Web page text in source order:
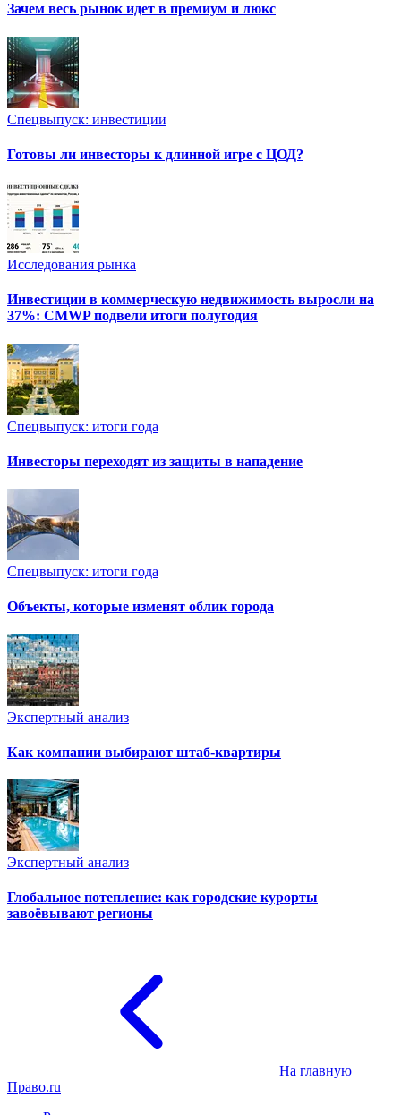
Зачем весь рынок идет в премиум и люкс
Спецвыпуск: инвестиции
Готовы ли инвесторы к длинной игре с ЦОД?
Исследования рынка
Инвестиции в коммерческую недвижимость выросли на
37%: CMWP подвели итоги полугодия
Спецвыпуск: итоги года
Инвесторы переходят из защиты в нападение
Спецвыпуск: итоги года
Объекты, которые изменят облик города
Экспертный анализ
Как компании выбирают штаб-квартиры
Экспертный анализ
Глобальное потепление: как городские курорты
завоёвывают регионы
На главную
Право.ru